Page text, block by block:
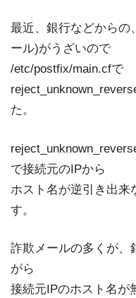
最近、銀行などからの
ール)がうざいので
/etc/postfix/main.cfで
た。
で接続元のIPから
ホスト名が逆引き出来
す。
詐欺メールの多くが、
がら
接続元IPのホスト名が